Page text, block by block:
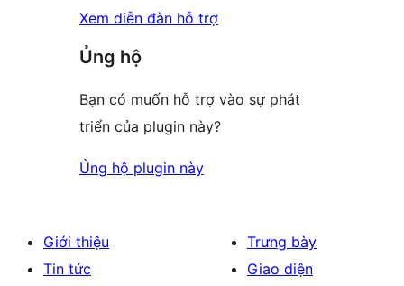
Xem diễn đàn hỗ trợ
Ủng hộ
Bạn có muốn hỗ trợ vào sự phát
triển của plugin này?
Ủng hộ plugin này
Giới thiệu
Tin tức
Trưng bày
Giao diện